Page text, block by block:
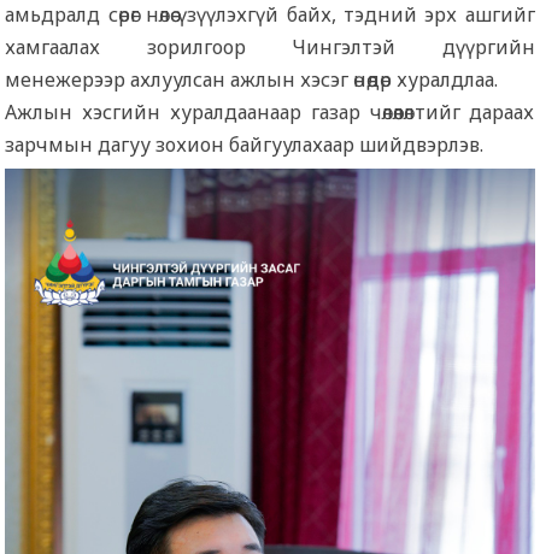
амьдралд сөрөг нөлөө үзүүлэхгүй байх, тэдний эрх ашгийг
хамгаалах зорилгоор Чингэлтэй дүүргийн
менежерээр ахлуулсан ажлын хэсэг өнөөдөр хуралдлаа.
Ажлын хэсгийн хуралдаанаар газар чөлөөлөлтийг дараах
зарчмын дагуу зохион байгуулахаар шийдвэрлэв.